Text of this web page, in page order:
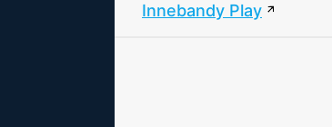
Innebandy Play